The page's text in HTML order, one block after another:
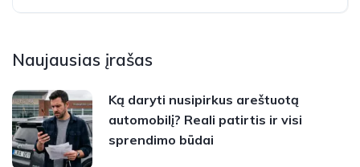
Naujausias įrašas
Ką daryti nusipirkus areštuotą
automobilį? Reali patirtis ir visi
sprendimo būdai